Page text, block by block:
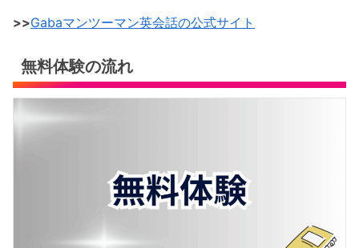
>>Gabaマンツーマン英会話の公式サイト
無料体験の流れ